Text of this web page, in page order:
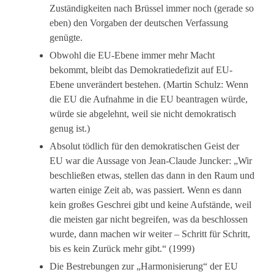
Zuständigkeiten nach Brüssel immer noch (gerade so
eben) den Vorgaben der deutschen Verfassung
genügte.
Obwohl die EU-Ebene immer mehr Macht
bekommt, bleibt das Demokratiedefizit auf EU-
Ebene unverändert bestehen. (Martin Schulz: Wenn
die EU die Aufnahme in die EU beantragen würde,
würde sie abgelehnt, weil sie nicht demokratisch
genug ist.)
Absolut tödlich für den demokratischen Geist der
EU war die Aussage von Jean-Claude Juncker: „Wir
beschließen etwas, stellen das dann in den Raum und
warten einige Zeit ab, was passiert. Wenn es dann
kein großes Geschrei gibt und keine Aufstände, weil
die meisten gar nicht begreifen, was da beschlossen
wurde, dann machen wir weiter – Schritt für Schritt,
bis es kein Zurück mehr gibt.“ (1999)
Die Bestrebungen zur „Harmonisierung“ der EU